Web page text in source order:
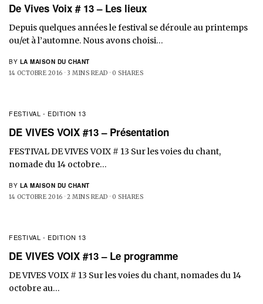
De Vives Voix # 13 – Les lieux
Depuis quelques années le festival se déroule au printemps
ou/et à l’automne. Nous avons choisi…
BY LA MAISON DU CHANT
14 OCTOBRE 2016 3 MINS READ 0 SHARES
FESTIVAL - EDITION 13
DE VIVES VOIX #13 – Présentation
FESTIVAL DE VIVES VOIX # 13 Sur les voies du chant,
nomade du 14 octobre…
BY LA MAISON DU CHANT
14 OCTOBRE 2016 2 MINS READ 0 SHARES
FESTIVAL - EDITION 13
DE VIVES VOIX #13 – Le programme
DE VIVES VOIX # 13 Sur les voies du chant, nomades du 14
octobre au…